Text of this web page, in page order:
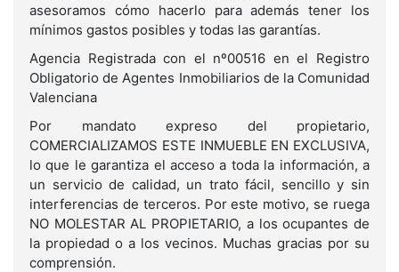
asesoramos cómo hacerlo para además tener los
mínimos gastos posibles y todas las garantías.
Agencia Registrada con el nº00516 en el Registro
Obligatorio de Agentes Inmobiliarios de la Comunidad
Valenciana
Por mandato expreso del propietario,
COMERCIALIZAMOS ESTE INMUEBLE EN EXCLUSIVA,
lo que le garantiza el acceso a toda la información, a
un servicio de calidad, un trato fácil, sencillo y sin
interferencias de terceros. Por este motivo, se ruega
NO MOLESTAR AL PROPIETARIO, a los ocupantes de
la propiedad o a los vecinos. Muchas gracias por su
comprensión.